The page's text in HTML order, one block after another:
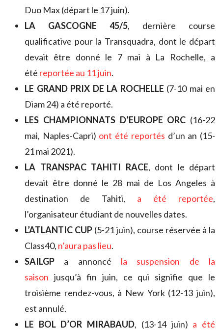
Duo Max (départ le 17 juin).
LA GASCOGNE 45/5, dernière course
qualificative pour la Transquadra, dont le départ
devait être donné le 7 mai à La Rochelle, a
été reportée au 11 juin.
LE GRAND PRIX DE LA ROCHELLE (7-10 mai en
Diam 24) a été reporté.
LES CHAMPIONNATS D’EUROPE ORC (16-22
mai, Naples-Capri) ont été reportés d’un an (15-
21 mai 2021).
LA TRANSPAC TAHITI RACE, dont le départ
devait être donné le 28 mai de Los Angeles à
destination de Tahiti, a été reportée,
l’organisateur étudiant de nouvelles dates.
L’ATLANTIC CUP (5-21 juin), course réservée à la
Class40, n’aura pas lieu.
SAILGP a annoncé la suspension de la
saison jusqu’à fin juin, ce qui signifie que le
troisième rendez-vous, à New York (12-13 juin),
est annulé.
LE BOL D’OR MIRABAUD, (13-14 juin) a été